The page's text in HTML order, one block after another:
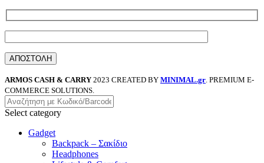
ARMOS CASH & CARRY 2023 CREATED BY MINIMAL.gr . PREMIUM E-
COMMERCE SOLUTIONS.
Select category
Gadget
Backpack – Σακίδιο
Headphones